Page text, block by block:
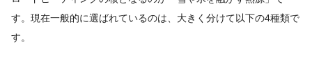
す。現在一般的に選ばれているのは、大きく分けて以下の4種類で
す。